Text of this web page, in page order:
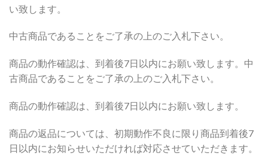
い致します。
中古商品であることをご了承の上のご入札下さい。
商品の動作確認は、到着後7日以内にお願い致します。中
古商品であることをご了承の上のご入札下さい。
商品の動作確認は、到着後7日以内にお願い致します。
商品の返品については、初期動作不良に限り商品到着後7
日以内にお知らせいただければ対応させていただきます。